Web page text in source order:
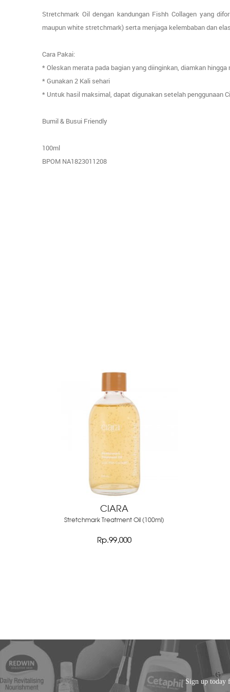
Stretchmark Oil dengan kandungan Fishh Collagen yang
maupun white stretchmark) serta menjaga kelembaban dan
Cara Pakai:
* Oleskan merata pada bagian yang diinginkan, diamkan hingga
* Gunakan 2 Kali sehari
* Untuk hasil maksimal, dapat digunakan setelah penggunaan
Bumil & Busui Friendly
100ml
BPOM NA1823011208
CIARA
Stretchmark Treatment Oil (100ml)
Rp.99,000
Sign up today